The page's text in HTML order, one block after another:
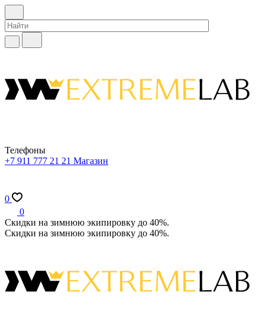
Телефоны
+7 911 777 21 21 Магазин
0
0
Скидки на зимнюю экипировку до 40%.
Скидки на зимнюю экипировку до 40%.